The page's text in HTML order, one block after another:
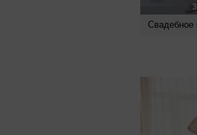
Свадебное